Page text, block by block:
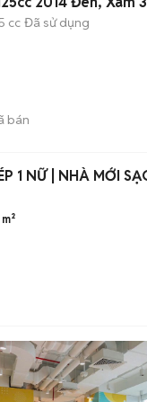
cc Đã sử dụng
bán
1 NỮ | NHÀ MỚI